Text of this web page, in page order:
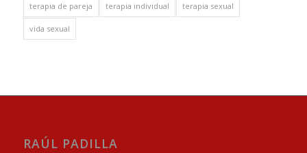
terapia de pareja terapia individual terapia sexual
vida sexual
RAÚL PADILLA